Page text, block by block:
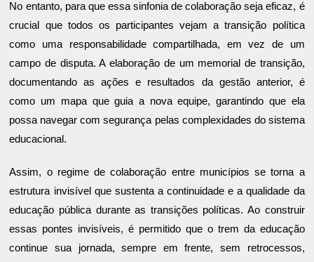
No entanto, para que essa sinfonia de colaboração seja eficaz, é
crucial que todos os participantes vejam a transição política
como uma responsabilidade compartilhada, em vez de um
campo de disputa. A elaboração de um memorial de transição,
documentando as ações e resultados da gestão anterior, é
como um mapa que guia a nova equipe, garantindo que ela
possa navegar com segurança pelas complexidades do sistema
educacional.
Assim, o regime de colaboração entre municípios se torna a
estrutura invisível que sustenta a continuidade e a qualidade da
educação pública durante as transições políticas. Ao construir
essas pontes invisíveis, é permitido que o trem da educação
continue sua jornada, sempre em frente, sem retrocessos,